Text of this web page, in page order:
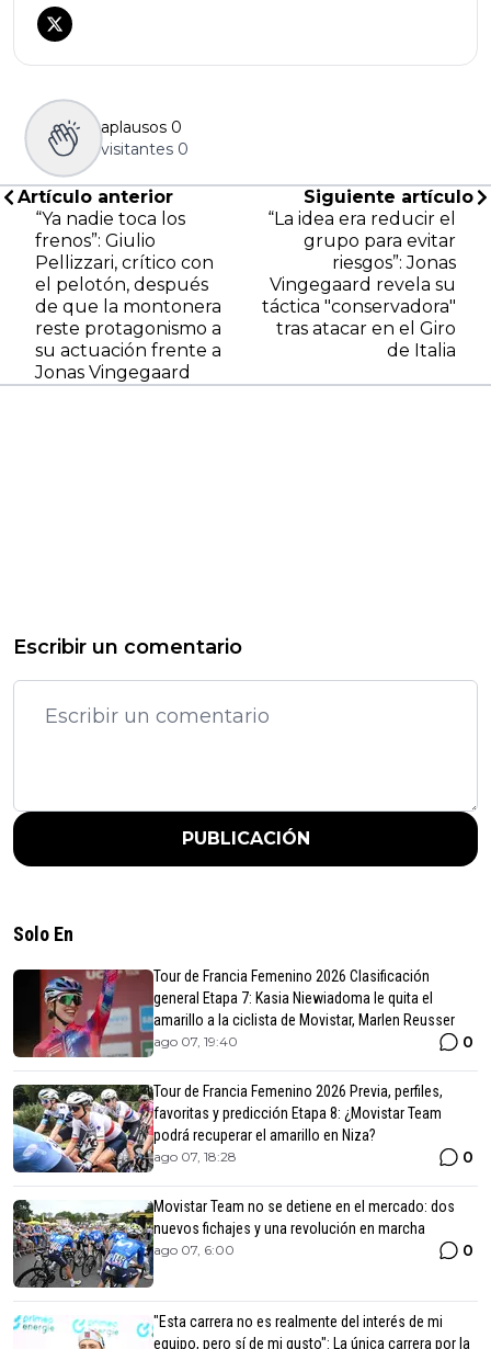
aplausos 0
visitantes 0
Artículo anterior
“Ya nadie toca los
frenos”: Giulio
Pellizzari, crítico con
el pelotón, después
de que la montonera
reste protagonismo a
su actuación frente a
Jonas Vingegaard
Siguiente artículo
“La idea era reducir el
grupo para evitar
riesgos”: Jonas
Vingegaard revela su
táctica "conservadora"
tras atacar en el Giro
de Italia
Escribir un comentario
PUBLICACIÓN
Solo En
Tour de Francia Femenino 2026 Clasificación
general Etapa 7: Kasia Niewiadoma le quita el
amarillo a la ciclista de Movistar, Marlen Reusser
ago 07, 19:40 0
Tour de Francia Femenino 2026 Previa, perfiles,
favoritas y predicción Etapa 8: ¿Movistar Team
podrá recuperar el amarillo en Niza?
ago 07, 18:28 0
Movistar Team no se detiene en el mercado: dos
nuevos fichajes y una revolución en marcha
ago 07, 6:00 0
"Esta carrera no es realmente del interés de mi
equipo, pero sí de mi gusto": La única carrera por la